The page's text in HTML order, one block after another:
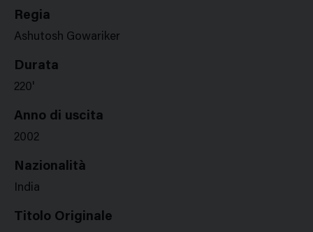
Regia
Ashutosh Gowariker
Durata
220'
Anno di uscita
2002
Nazionalità
India
Titolo Originale